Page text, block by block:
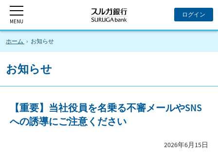
ホーム お知らせ
お知らせ
【重要】当社役員を名乗る不審メールやSNS
への誘導にご注意ください
2026年6月15日